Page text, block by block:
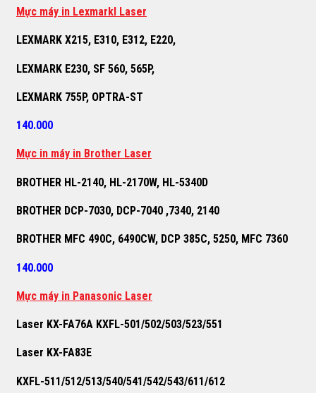
Mực máy in Lexmarkl Laser
LEXMARK X215, E310, E312, E220,
LEXMARK E230, SF 560, 565P,
LEXMARK 755P, OPTRA-ST
140.000
Mực in máy in Brother Laser
BROTHER HL-2140, HL-2170W, HL-5340D
BROTHER DCP-7030, DCP-7040 ,7340, 2140
BROTHER MFC 490C, 6490CW, DCP 385C, 5250, MFC 7360
140.000
Mực máy in Panasonic Laser
Laser KX-FA76A KXFL-501/502/503/523/551
Laser KX-FA83E
KXFL-511/512/513/540/541/542/543/611/612